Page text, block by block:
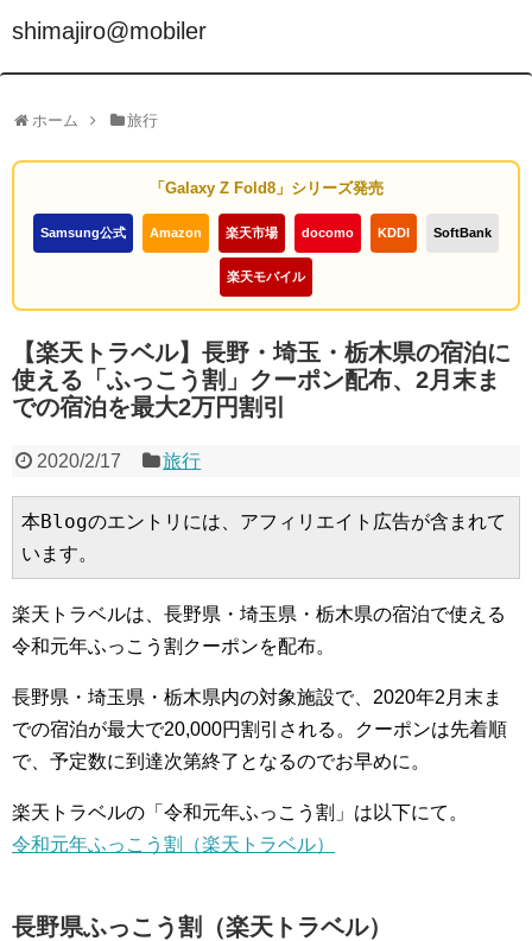
shimajiro@mobiler
ホーム 旅行
「Galaxy Z Fold8」シリーズ発売
Samsung公式 Amazon 楽天市場 docomo KDDI SoftBank
楽天モバイル
【楽天トラベル】長野・埼玉・栃木県の宿泊に
使える「ふっこう割」クーポン配布、2月末ま
での宿泊を最大2万円割引
2020/2/17 旅行
本Blogのエントリには、アフィリエイト広告が含まれて
います。
楽天トラベルは、長野県・埼玉県・栃木県の宿泊で使える
令和元年ふっこう割クーポンを配布。
長野県・埼玉県・栃木県内の対象施設で、2020年2月末ま
での宿泊が最大で20,000円割引される。クーポンは先着順
で、予定数に到達次第終了となるのでお早めに。
楽天トラベルの「令和元年ふっこう割」は以下にて。
令和元年ふっこう割（楽天トラベル）
長野県ふっこう割（楽天トラベル）